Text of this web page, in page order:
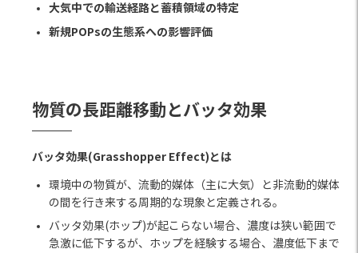
大気中での輸送経路と蓄積領域の特定
新規POPsの生態系への影響評価
物質の長距離移動とバッタ効果
バッタ効果(Grasshopper Effect)とは
環境中の物質が、流動的媒体（主に大気）と非流動的媒体
の間を行き来する周期的な現象と定義される。
バッタ効果(ホップ)が起こらない場合、濃度は狭い範囲で
急激に低下するが、ホップを経験する場合、濃度低下まで